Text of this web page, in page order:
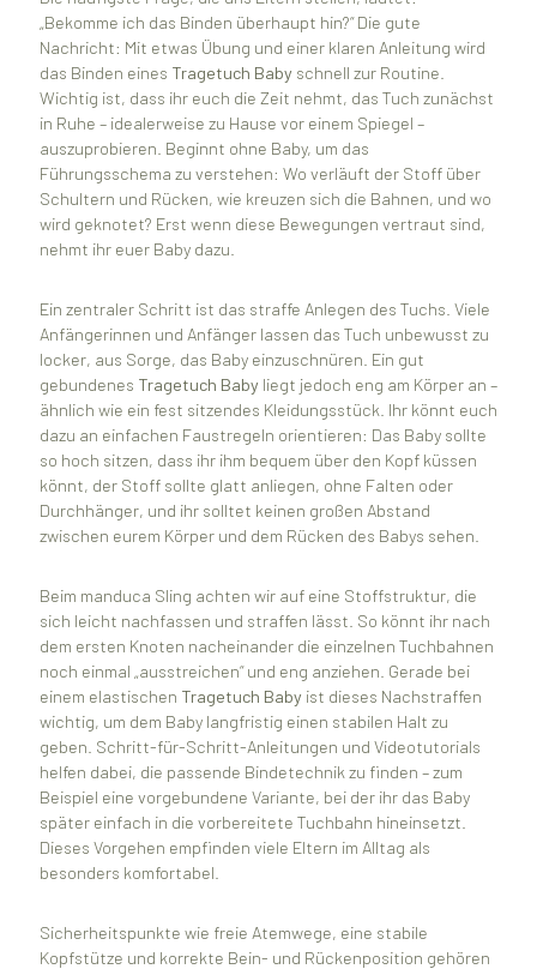
„Bekomme ich das Binden überhaupt hin?“ Die gute
Nachricht: Mit etwas Übung und einer klaren Anleitung wird
das Binden eines Tragetuch Baby schnell zur Routine.
Wichtig ist, dass ihr euch die Zeit nehmt, das Tuch zunächst
in Ruhe – idealerweise zu Hause vor einem Spiegel –
auszuprobieren. Beginnt ohne Baby, um das
Führungsschema zu verstehen: Wo verläuft der Stoff über
Schultern und Rücken, wie kreuzen sich die Bahnen, und wo
wird geknotet? Erst wenn diese Bewegungen vertraut sind,
nehmt ihr euer Baby dazu.
Ein zentraler Schritt ist das straffe Anlegen des Tuchs. Viele
Anfängerinnen und Anfänger lassen das Tuch unbewusst zu
locker, aus Sorge, das Baby einzuschnüren. Ein gut
gebundenes Tragetuch Baby liegt jedoch eng am Körper an –
ähnlich wie ein fest sitzendes Kleidungsstück. Ihr könnt euch
dazu an einfachen Faustregeln orientieren: Das Baby sollte
so hoch sitzen, dass ihr ihm bequem über den Kopf küssen
könnt, der Stoff sollte glatt anliegen, ohne Falten oder
Durchhänger, und ihr solltet keinen großen Abstand
zwischen eurem Körper und dem Rücken des Babys sehen.
Beim manduca Sling achten wir auf eine Stoffstruktur, die
sich leicht nachfassen und straffen lässt. So könnt ihr nach
dem ersten Knoten nacheinander die einzelnen Tuchbahnen
noch einmal „ausstreichen“ und eng anziehen. Gerade bei
einem elastischen Tragetuch Baby ist dieses Nachstraffen
wichtig, um dem Baby langfristig einen stabilen Halt zu
geben. Schritt-für-Schritt-Anleitungen und Videotutorials
helfen dabei, die passende Bindetechnik zu finden – zum
Beispiel eine vorgebundene Variante, bei der ihr das Baby
später einfach in die vorbereitete Tuchbahn hineinsetzt.
Dieses Vorgehen empfinden viele Eltern im Alltag als
besonders komfortabel.
Sicherheitspunkte wie freie Atemwege, eine stabile
Kopfstütze und korrekte Bein- und Rückenposition gehören